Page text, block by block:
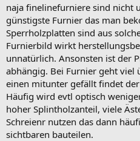
naja finelinefurniere sind nicht
günstigste Furnier das man
Sperrholzplatten sind aus
Furnierbild wirkt
unnatürlich. Ansonsten ist der
abhängig. Bei Furnier geht viel
einen mitunter gefällt findet
Häufig wird evtl optisch
hoher Splintholzanteil, viele
Schreienr nutzen das dann
sichtbaren bauteilen.